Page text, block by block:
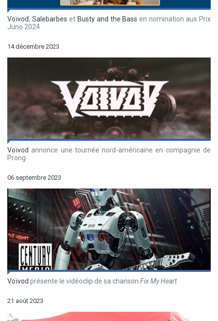
Voïvod, Salebarbes et Busty and the Bass en nomination aux Prix
Juno 2024
14 décembre 2023
Voïvod annonce une tournée nord-américaine en compagnie de
Prong
06 septembre 2023
Voïvod présente le vidéoclip de sa chanson Fix My Heart
21 août 2023